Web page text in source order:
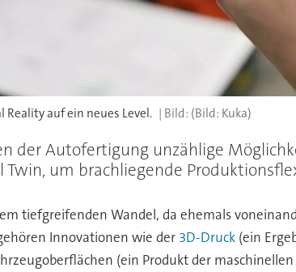
auf ein neues Level. (Bild: Kuka)
der Autofertigung unzählige
um brachliegende
tiefgreifenden Wandel, da ehemals
Innovationen wie der 3D-Druck(ein
(ein Produkt der